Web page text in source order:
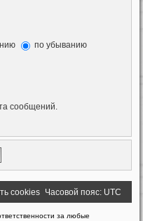
по убыванию
сообщений.
Часовой пояс: UTC
cookies
за любые